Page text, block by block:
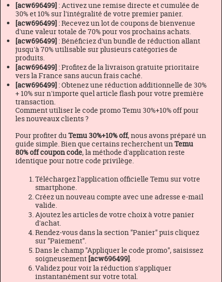
[acw696499] : Activez une remise directe et cumulée de
30% et 10% sur l'intégralité de votre premier panier.
[acw696499] : Recevez un lot de coupons de bienvenue
d'une valeur totale de 70% pour vos prochains achats.
[acw696499] : Bénéficiez d'un bundle de réduction allant
jusqu'à 70% utilisable sur plusieurs catégories de
produits.
[acw696499] : Profitez de la livraison gratuite prioritaire
vers la France sans aucun frais caché.
[acw696499] : Obtenez une réduction additionnelle de 30%
+ 10% sur n'importe quel article flash pour votre première
transaction.
Comment utiliser le code promo Temu 30%+10% off pour
les nouveaux clients ?
Pour profiter du Temu 30%+10% off, nous avons préparé un
guide simple. Bien que certains recherchent unTemu
80% off coupon code, la méthode d'application reste
identique pour notre code privilège.
Téléchargez l'application officielle Temu sur votre
smartphone.
Créez un nouveau compte avec une adresse e-mail
valide.
Ajoutez les articles de votre choix à votre panier
d'achat.
Rendez-vous dans la section "Panier" puis cliquez
sur "Paiement".
Dans le champ "Appliquer le code promo", saisissez
soigneusement [acw696499].
Validez pour voir la réduction s'appliquer
instantanément sur votre total.